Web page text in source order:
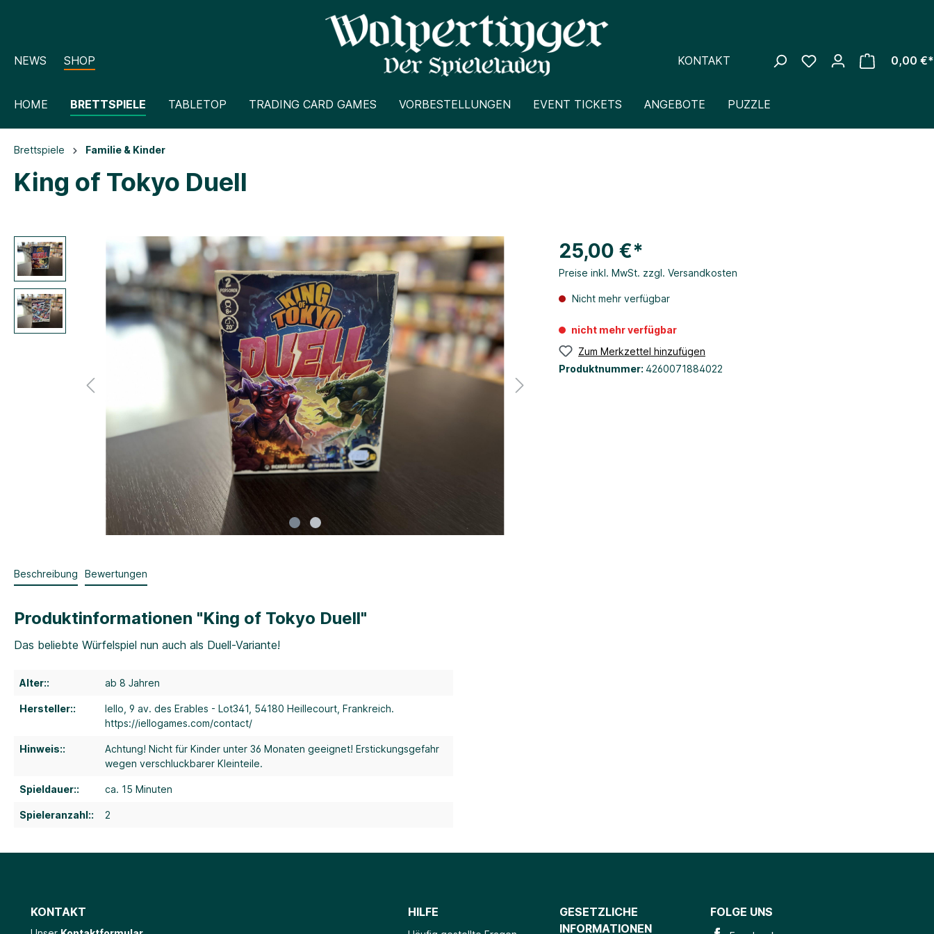
NEWS SHOP 0,00 €*
KONTAKT
HOME BRETTSPIELE TABLETOP TRADING CARD GAMES VORBESTELLUNGEN EVENT TICKETS ANGEBOTE PUZZLE
Brettspiele Familie & Kinder
King of Tokyo Duell
25,00 €*
Preise inkl. MwSt. zzgl. Versandkosten
Nicht mehr verfügbar
nicht mehr verfügbar
Zum Merkzettel hinzufügen
Produktnummer: 4260071884022
Beschreibung Bewertungen
Produktinformationen "King of Tokyo Duell"
Das beliebte Würfelspiel nun auch als Duell-Variante!
Alter:: ab 8 Jahren
Hersteller::
Iello, 9 av. des Erables - Lot341, 54180 Heillecourt, Frankreich.
https://iellogames.com/contact/
Hinweis::
Achtung! Nicht für Kinder unter 36 Monaten geeignet! Erstickungsgefahr
wegen verschluckbarer Kleinteile.
Spieldauer:: ca. 15 Minuten
Spieleranzahl:: 2
KONTAKT HILFE
GESETZLICHE
INFORMATIONEN
FOLGE UNS